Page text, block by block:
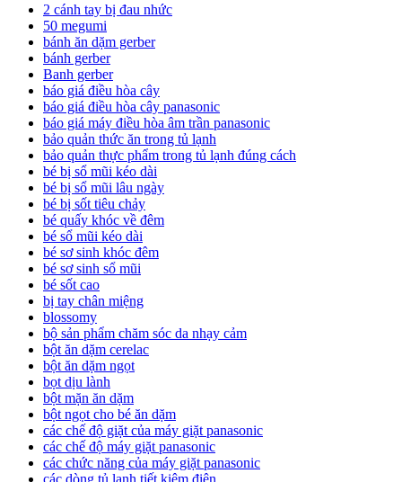
2 cánh tay bị đau nhức
50 megumi
bánh ăn dặm gerber
bánh gerber
Banh gerber
báo giá điều hòa cây
báo giá điều hòa cây panasonic
báo giá máy điều hòa âm trần panasonic
bảo quản thức ăn trong tủ lạnh
bảo quản thực phẩm trong tủ lạnh đúng cách
bé bị sổ mũi kéo dài
bé bị sổ mũi lâu ngày
bé bị sốt tiêu chảy
bé quấy khóc về đêm
bé sổ mũi kéo dài
bé sơ sinh khóc đêm
bé sơ sinh sổ mũi
bé sốt cao
bị tay chân miệng
blossomy
bộ sản phẩm chăm sóc da nhạy cảm
bột ăn dặm cerelac
bột ăn dặm ngọt
bọt dịu lành
bột mặn ăn dặm
bột ngọt cho bé ăn dặm
các chế độ giặt của máy giặt panasonic
các chế độ máy giặt panasonic
các chức năng của máy giặt panasonic
các dòng tủ lạnh tiết kiệm điện